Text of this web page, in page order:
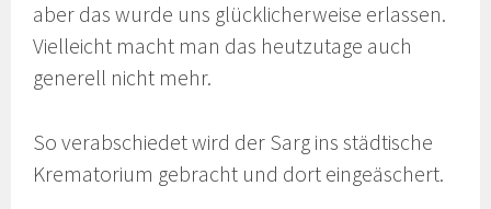
aber das wurde uns glücklicherweise erlassen.
Vielleicht macht man das heutzutage auch
generell nicht mehr.
So verabschiedet wird der Sarg ins städtische
Krematorium gebracht und dort eingeäschert.